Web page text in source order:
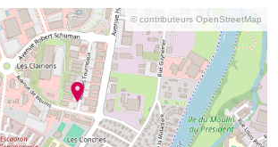
© contributeurs OpenStreetMap